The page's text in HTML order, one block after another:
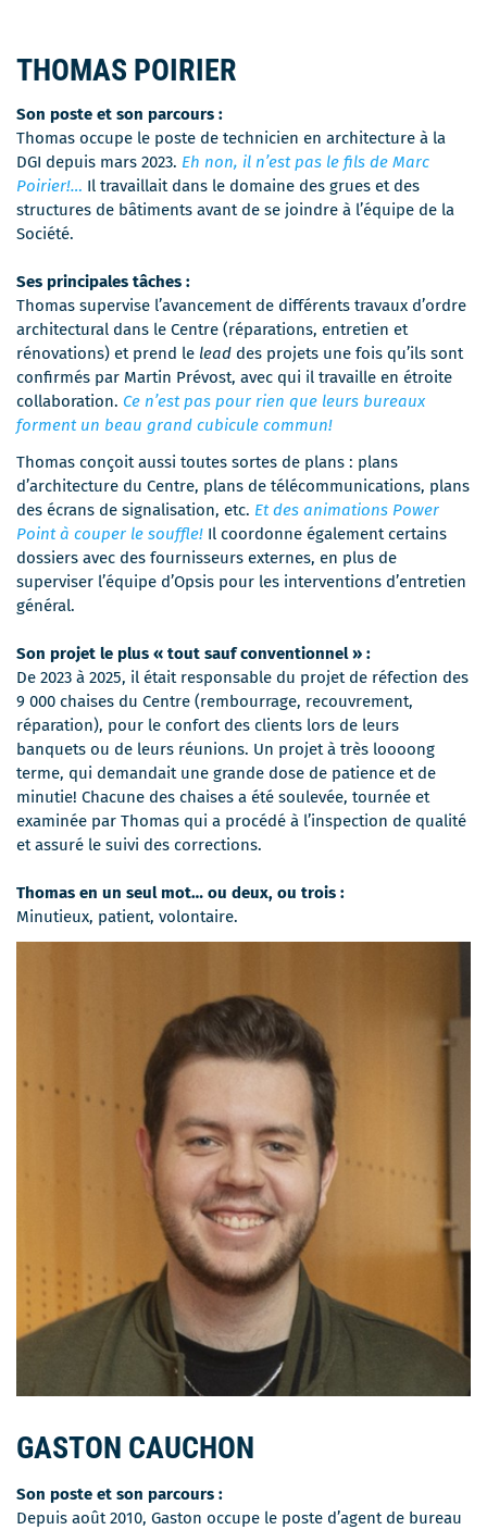
THOMAS POIRIER
Son poste et son parcours :
Thomas occupe le poste de technicien en architecture à la
DGI depuis mars 2023. Eh non, il n’est pas le fils de Marc
Poirier!… Il travaillait dans le domaine des grues et des
structures de bâtiments avant de se joindre à l’équipe de la
Société.
Ses principales tâches :
Thomas supervise l’avancement de différents travaux d’ordre
architectural dans le Centre (réparations, entretien et
rénovations) et prend le lead des projets une fois qu’ils sont
confirmés par Martin Prévost, avec qui il travaille en étroite
collaboration. Ce n’est pas pour rien que leurs bureaux
forment un beau grand cubicule commun!
Thomas conçoit aussi toutes sortes de plans : plans
d’architecture du Centre, plans de télécommunications, plans
des écrans de signalisation, etc. Et des animations Power
Point à couper le souffle! Il coordonne également certains
dossiers avec des fournisseurs externes, en plus de
superviser l’équipe d’Opsis pour les interventions d’entretien
général.
Son projet le plus « tout sauf conventionnel » :
De 2023 à 2025, il était responsable du projet de réfection des
9 000 chaises du Centre (rembourrage, recouvrement,
réparation), pour le confort des clients lors de leurs
banquets ou de leurs réunions. Un projet à très loooong
terme, qui demandait une grande dose de patience et de
minutie! Chacune des chaises a été soulevée, tournée et
examinée par Thomas qui a procédé à l’inspection de qualité
et assuré le suivi des corrections.
Thomas en un seul mot… ou deux, ou trois :
Minutieux, patient, volontaire.
GASTON CAUCHON
Son poste et son parcours :
Depuis août 2010, Gaston occupe le poste d’agent de bureau